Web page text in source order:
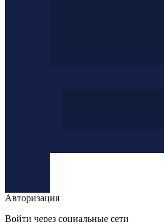
Авторизация
Войти через социальные сети